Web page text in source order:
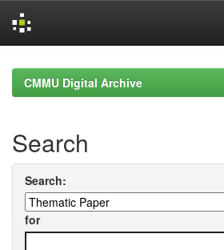
navigationCMMU Digital Archive
Search
Search:
for